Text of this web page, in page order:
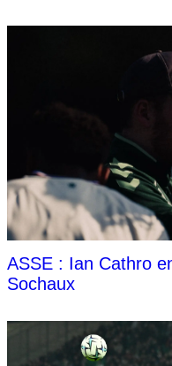
ASSE : Ian Cathro
Sochaux